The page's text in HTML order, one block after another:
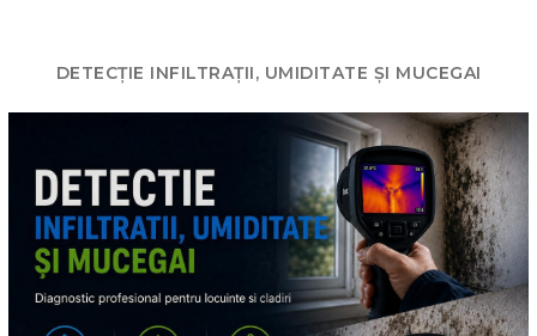
DETECȚIE INFILTRAȚII, UMIDITATE ȘI MUCEGAI